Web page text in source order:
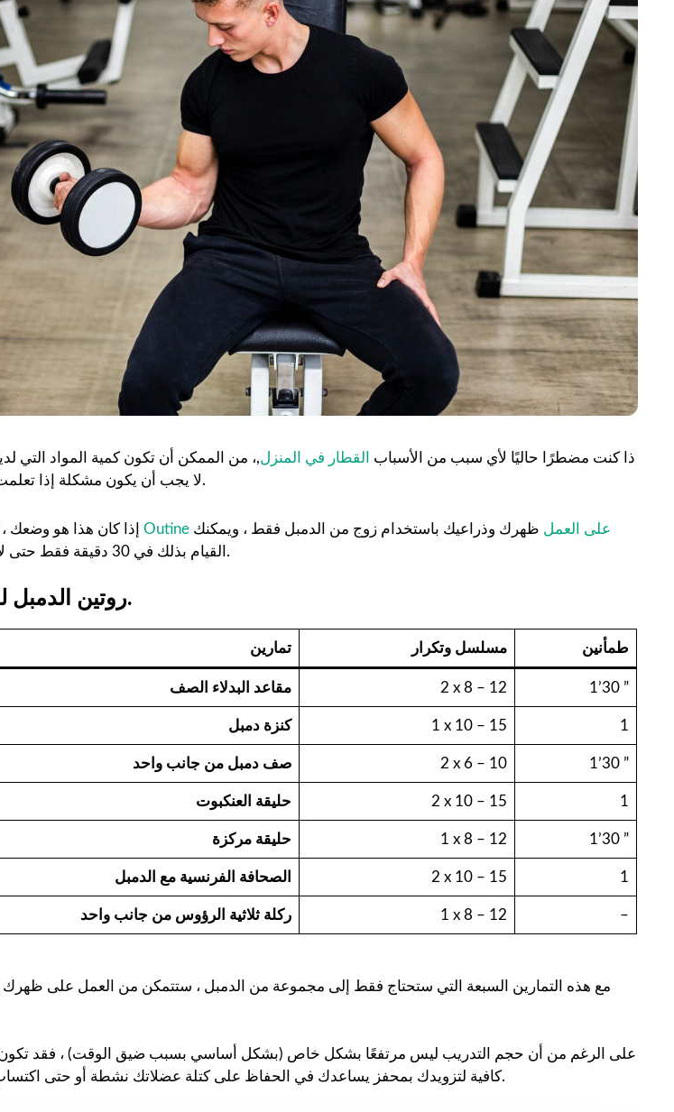
ذا كنت مضطرًا حاليًا لأي سبب من الأسباب القطار في المنزل,، من الممكن أن تكون كمية المواد التي
لا يجب أن يكون مشكلة إذا تعلمت إخراج المواد منه.
إذا كان هذا هو وضعك سوف يساعدك Outine على العمل ظهرك وذراعيك باستخدام زوج من الدمبل فقط ، ويمكنك
القيام بذلك في 30 دقيقة فقط حتى لا يكون هذا الوقت عذراً.
روتين الدمبل للظهر والذراعين.
تمارين مسلسل وتكرار طمأنين
مقاعد البدلاء الصف 2 x 8 – 12 1’30 ”
كنزة دمبل 1 x 10 – 15 1
صف دمبل من جانب واحد 2 x 6 – 10 1’30 ”
حليقة العنكبوت 2 x 10 – 15 1
حليقة مركزة 1 x 8 – 12 1’30 ”
الصحافة الفرنسية مع الدمبل 2 x 10 – 15 1
ركلة ثلاثية الرؤوس من جانب واحد 1 x 8 – 12 –
مع هذه التمارين السبعة التي ستحتاج فقط إلى مجموعة من الدمبل ، ستتمكن من العمل على
على الرغم من أن حجم التدريب ليس مرتفعًا بشكل خاص (بشكل أساسي بسبب ضيق الوقت) ، فقد
كافية لتزويدك بمحفز يساعدك في الحفاظ على كتلة عضلاتك نشطة أو حتى اكتساب أنسجة عضلية جديدة.
لقد غير موقع استشارات اللياقة